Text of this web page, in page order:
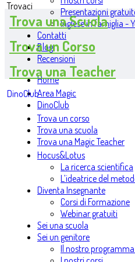
Presentazioni
Inglese in famiglia -
Contatti
Blog
Recensioni
Home
Area Magic
DinoClub
Trova un corso
Trova una scuola
Trova una Magic Teacher
Hocus&Lotus
La ricerca scientifica
L’ideatrice del
Diventa Insegnante
Corsi di Formazione
Webinar gratuiti
Sei una scuola
Sei un genitore
Il nostro
Trovaci
Trova una Scuola
Trova un Corso
Trova una Teacher
DinoClub